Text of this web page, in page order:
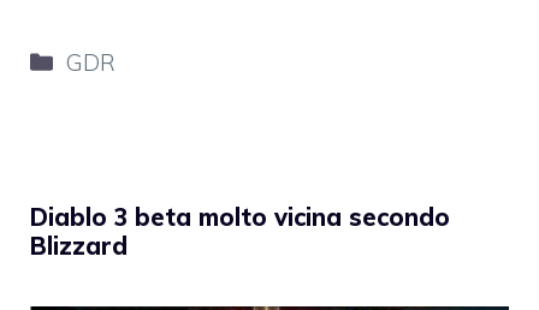
Categorie
GDR
Diablo 3 beta molto vicina secondo
Blizzard